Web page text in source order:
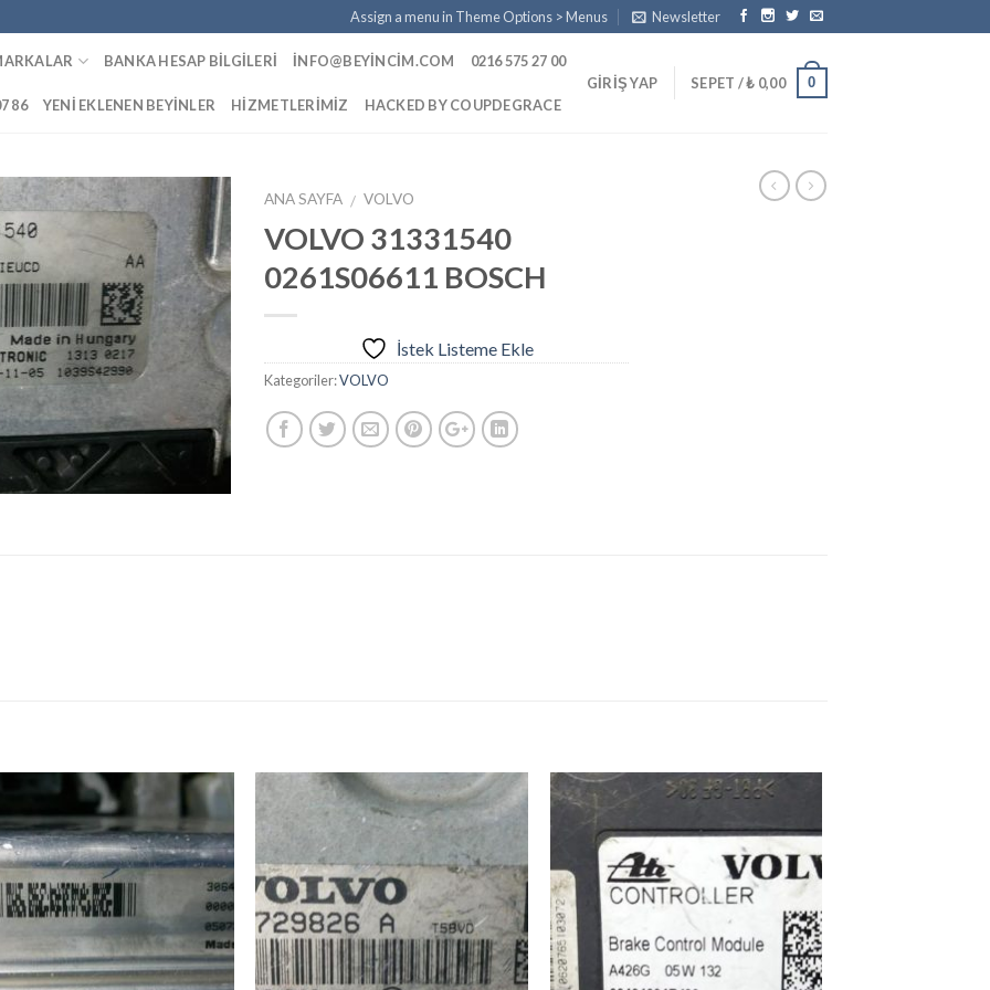
Assign a menu in Theme Options > Menus Newsletter
BANKA HESAP BILGILERI INFO@BEYINCIM.COM 0216 575 27 00
86 YENI EKLENEN BEYINLER HIZMETLERIMIZ HACKED BY COUPDEGRACE
GIRIŞ YAP SEPET /₺ 0,00 0
İstek
Listeme
Ekle
ANA SAYFA / VOLVO
VOLVO 31331540
0261S06611 BOSCH
İstek Listeme Ekle
Kategoriler:VOLVO
İstek
Listeme
Ekle
İstek
Listeme
Ekle
İstek
Listeme